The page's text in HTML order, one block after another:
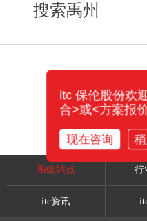
搜索禹州
系统站点 行
itc资讯
itc 保伦股份欢
合>或<方案报
现在咨询